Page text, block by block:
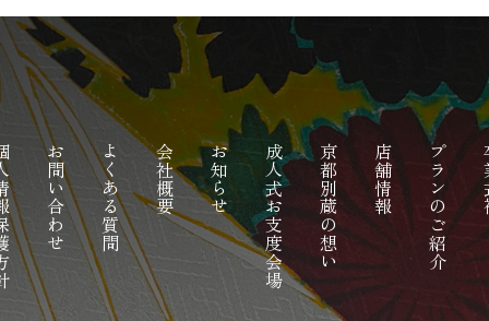
プランのご紹介
店舗情報
京都別蔵の想い
成人式お支度会場
お知らせ
会社概要
よくある質問
お問い合わせ
方針